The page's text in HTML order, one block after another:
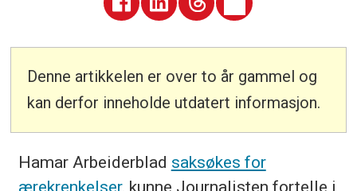
Denne artikkelen er over to år gammel og
kan derfor inneholde utdatert informasjon.
Hamar Arbeiderblad saksøkes for
ærekrenkelser, kunne Journalisten fortelle i